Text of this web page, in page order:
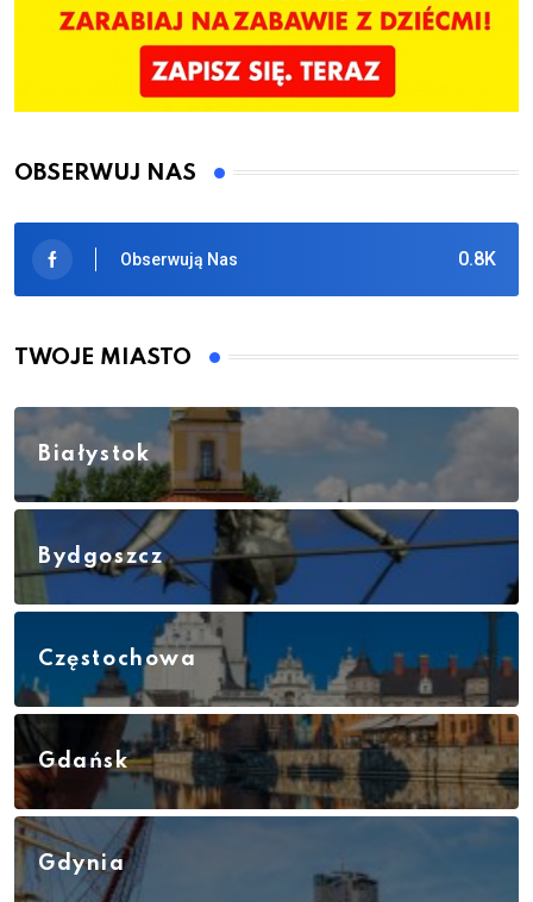
OBSERWUJ NAS
0.8K
Obserwują Nas
TWOJE MIASTO
Białystok
Bydgoszcz
Częstochowa
Gdańsk
Gdynia